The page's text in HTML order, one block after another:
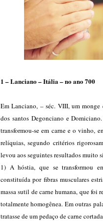
1 – Lanciano – Itália – no ano 700
Em Lanciano, – séc. VIII, um
dos santos Degonciano e
transformou-se em carne e o vinho,
relíquias, segundo critérios
levou aos seguintes resultados muito
1) A hóstia, que se transformou
constituída por fibras musculares
massa sutil de carne humana, que foi
totalmente homogênea. Em outras
tratasse de um pedaço de carne